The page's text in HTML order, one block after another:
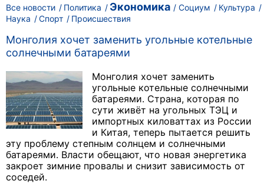
Все новости Политика Экономика Социум
Культура
Наука
Спорт Происшествия
Монголия хочет заменить угольные котельные
солнечными батареями
Монголия хочет заменить
угольные котельные солнечными
батареями. Страна, которая по
сути живёт на угольных ТЭЦ и
импортных киловаттах из России
и Китая, теперь пытается решить
эту проблему степным солнцем и солнечными
батареями. Власти обещают, что новая энергетика
закроет зимние провалы и снизит зависимость от
соседей.